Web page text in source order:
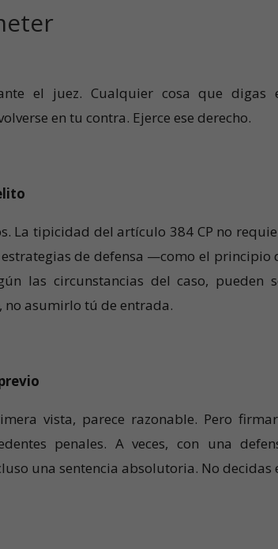
el juez. Cualquier cosa que digas
en tu contra. Ejerce ese derecho.
La tipicidad del artículo 384 CP no
de defensa —como el principio
las circunstancias del caso, pueden
no asumirlo tú de entrada.
vista, parece razonable. Pero
penales. A veces, con una
una sentencia absolutoria. No decidas